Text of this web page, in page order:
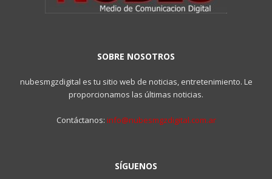
SOBRE NOSOTROS
nubesmgzdigital es tu sitio web de noticias, entretenimiento. Le
proporcionamos las últimas noticias.
Contáctanos: info@nubesmgzdigital.com.ar
SÍGUENOS